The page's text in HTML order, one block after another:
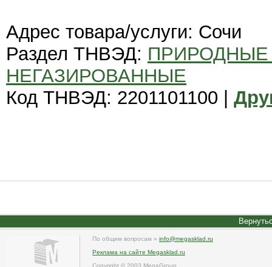
Адрес товара/услуги: Сочи
Раздел ТНВЭД:
НЕГАЗИРОВАННЫЕ
Код ТНВЭД: 2201101100 |
По общим вопросам » info@megasklad.ru
Реклама на сайте Megasklad.ru
Copyright © 2003 MegaGroup